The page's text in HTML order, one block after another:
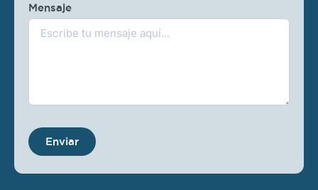
Mensaje
Enviar